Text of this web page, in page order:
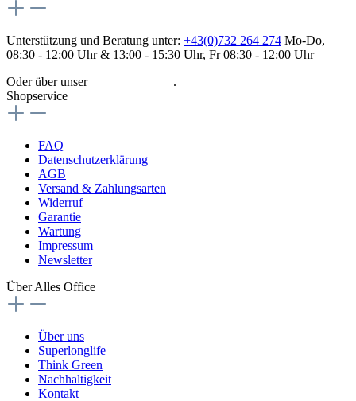
Unterstützung und Beratung unter: +43(0)732 264 274 Mo-Do,
08:30 - 12:00 Uhr & 13:00 - 15:30 Uhr, Fr 08:30 - 12:00 Uhr
Oder über unser
.
Shopservice
FAQ
Datenschutzerklärung
AGB
Versand & Zahlungsarten
Widerruf
Garantie
Wartung
Impressum
Newsletter
Über Alles Office
Über uns
Superlonglife
Think Green
Nachhaltigkeit
Kontakt